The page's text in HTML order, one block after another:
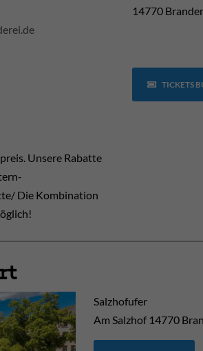
14770
Unsere Rabatte
Die Kombination
TICKETS
Salzhofufer
Am Salzhof 14770